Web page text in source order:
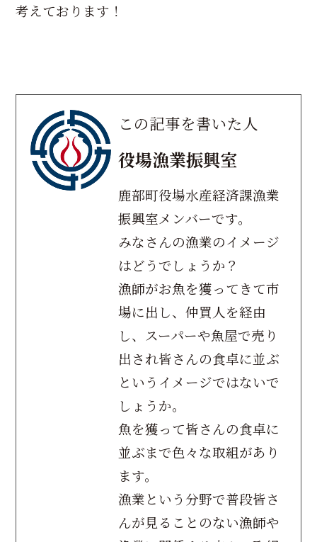
考えております！
この記事を書いた人
役場漁業振興室
鹿部町役場水産経済課漁業
振興室メンバーです。
みなさんの漁業のイメージ
はどうでしょうか？
漁師がお魚を獲ってきて市
場に出し、仲買人を経由
し、スーパーや魚屋で売り
出され皆さんの食卓に並ぶ
というイメージではないで
しょうか。
魚を獲って皆さんの食卓に
並ぶまで色々な取組があり
ます。
漁業という分野で普段皆さ
んが見ることのない漁師や